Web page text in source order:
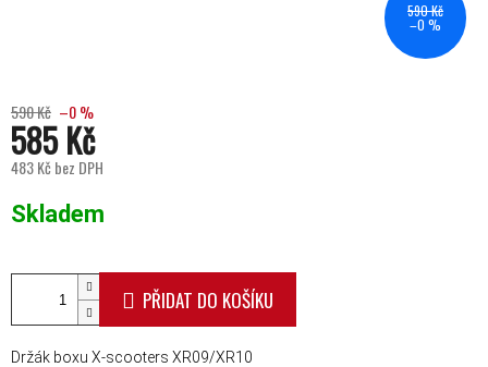
590 Kč
–0 %
590 Kč –0 %
585 Kč
483 Kč bez DPH
Skladem
PŘIDAT DO KOŠÍKU
Držák boxu X-scooters XR09/XR10